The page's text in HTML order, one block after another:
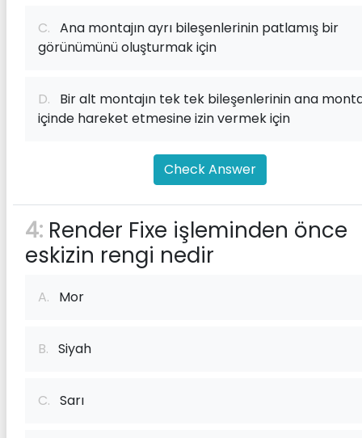
C. Ana montajın ayrı bileşenlerinin patlamış bir
görünümünü oluşturmak için
D. Bir alt montajın tek tek bileşenlerinin ana
içinde hareket etmesine izin vermek için
Check Answer
4: Render Fixe işleminden önce
eskizin rengi nedir
A. Mor
B. Siyah
C. Sarı